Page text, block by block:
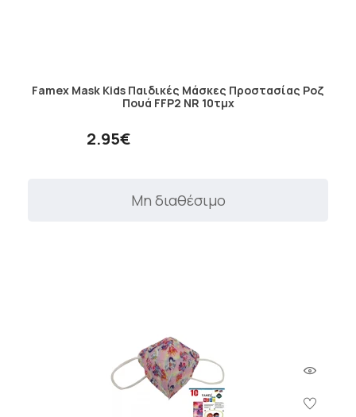
Famex Mask Kids Παιδικές Μάσκες Προστασίας Ροζ
Πουά FFP2 NR 10τμχ
2.95€
Μη διαθέσιμο